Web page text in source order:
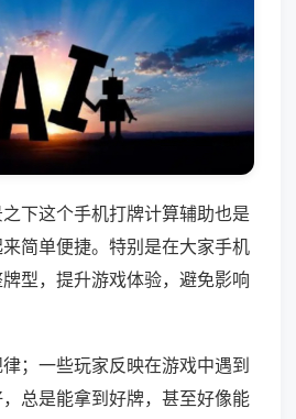
下这个手机打牌计算辅助也是
简单便捷。特别是在大家手机
型，提升游戏体验，避免影响
；一些玩家反映在游戏中遇到
总是能拿到好牌，甚至好像能